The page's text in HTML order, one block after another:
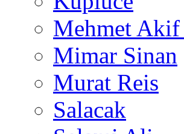
Mehmet
Mimar Sinan
Murat Reis
Salacak